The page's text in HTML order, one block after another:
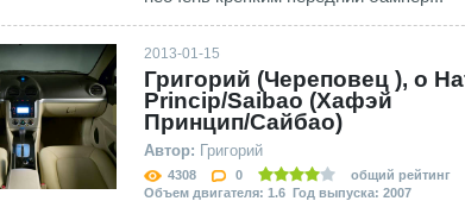
2013-01-15
Григорий (Череповец ), о
Princip/Saibao (Хафэй
Принцип/Сайбао)
Автор: Григорий
4308 0
общий рейтинг
Объем двигателя: 1.6 Год выпуска: 2007